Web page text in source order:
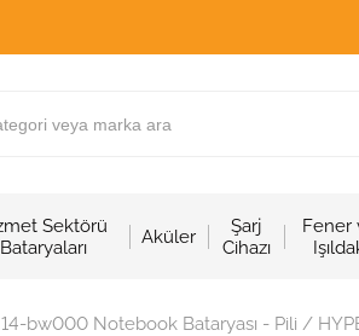
Sektörü
Bataryaları
Aküler
Şarj
Cihazı
Fener
bw000 Notebook Bataryası - Pili /